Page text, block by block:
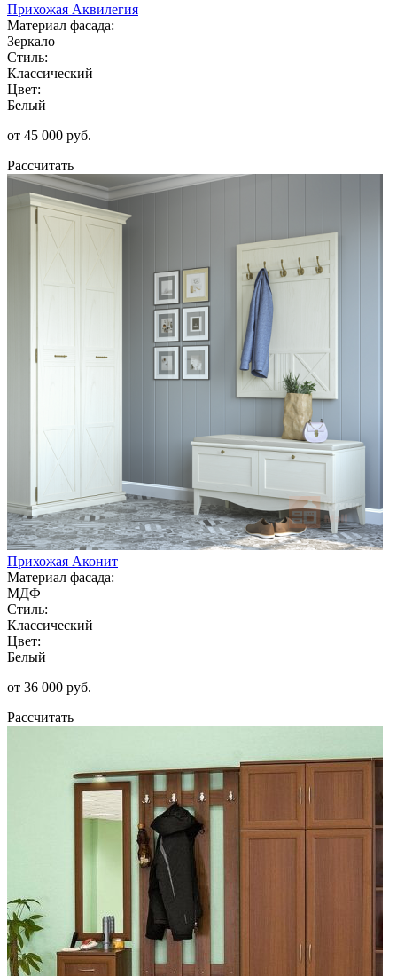
Прихожая Аквилегия
Материал фасада:
Зеркало
Стиль:
Классический
Цвет:
Белый
от 45 000 руб.
Рассчитать
Прихожая Аконит
Материал фасада:
МДФ
Стиль:
Классический
Цвет:
Белый
от 36 000 руб.
Рассчитать